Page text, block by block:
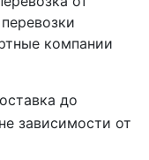
компании
до
зависимости от